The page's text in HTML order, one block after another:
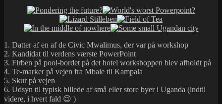
1. Datter af en af de Civic Mwalimus, der var på workshop
2. Kandidat til verdens værste PowerPoint
3. Firben på pool-bordet på det hotel workshoppen blev afholdt på
4. Te-marker på vejen fra Mbale til Kampala
5. Skur på vejen
6. Udsyn til typisk billede af små eller store byer i Uganda (indtil
videre, i hvert fald 😉 )